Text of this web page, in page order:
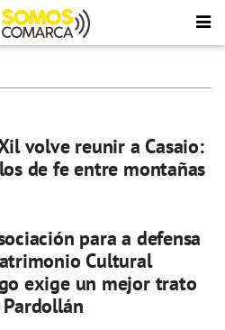
volve reunir a Casaio:
de fe entre montañas
para a defensa
Cultural
exige un mejor trato